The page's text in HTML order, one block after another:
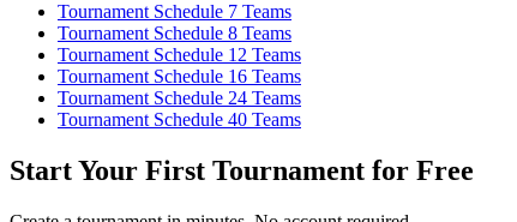
Tournament Schedule 7 Teams
Tournament Schedule 8 Teams
Tournament Schedule 12 Teams
Tournament Schedule 16 Teams
Tournament Schedule 24 Teams
Tournament Schedule 40 Teams
Start Your First Tournament for Free